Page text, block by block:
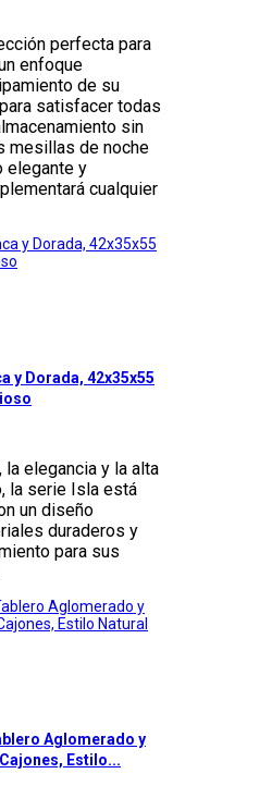
perfecta para
enfoque
de su
satisfacer todas
sin
mesillas de noche
elegante y
cualquier
y Dorada, 42x35x55
elegancia y la alta
la serie Isla está
un diseño
duraderos y
para sus
Aglomerado y
Estilo...